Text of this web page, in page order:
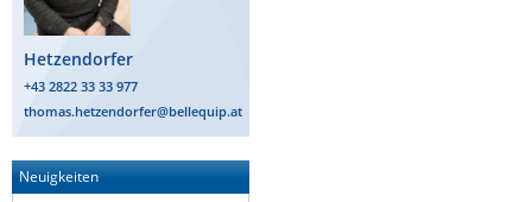
Hetzendorfer
+43 2822 33 33 977
thomas.hetzendorfer@bellequip.at
Neuigkeiten